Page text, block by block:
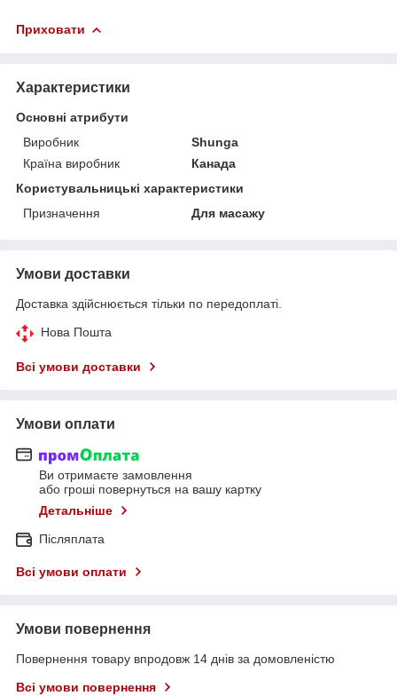
Приховати
Характеристики
Основні атрибути
Виробник
Shunga
Країна виробник
Канада
Користувальницькі характеристики
Призначення
Для масажу
Умови доставки
Доставка здійснюється тільки по передоплаті.
Нова Пошта
Всі умови доставки
Умови оплати
Ви отримаєте замовлення
або гроші повернуться на вашу картку
Детальніше
Післяплата
Всі умови оплати
Умови повернення
Повернення товару впродовж 14 днів за домовленістю
Всі умови повернення